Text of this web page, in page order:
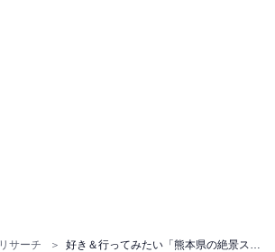
リサーチ